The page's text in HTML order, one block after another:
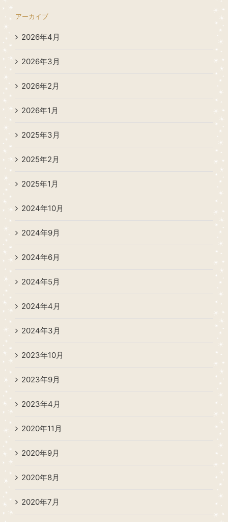
アーカイブ
2026年4月
2026年3月
2026年2月
2026年1月
2025年3月
2025年2月
2025年1月
2024年10月
2024年9月
2024年6月
2024年5月
2024年4月
2024年3月
2023年10月
2023年9月
2023年4月
2020年11月
2020年9月
2020年8月
2020年7月